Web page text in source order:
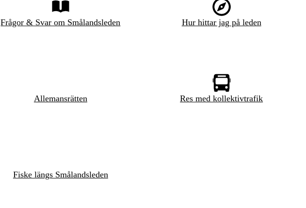
Frågor & Svar om Smålandsleden Hur hittar jag på leden
Allemansrätten Res med kollektivtrafik
Fiske längs Smålandsleden